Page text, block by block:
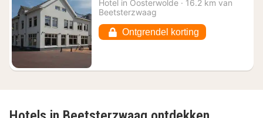
Hotel in Oosterwolde · 16.2 km van
Beetsterzwaag
Ontgrendel korting